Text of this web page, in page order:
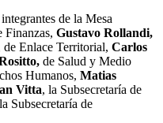
de la Mesa
Finanzas, Gustavo Rollandi,
de Enlace Territorial, Carlos
de Salud y Medio
Humanos, Matias
Vitta, la Subsecretaría de
la Subsecretaría de